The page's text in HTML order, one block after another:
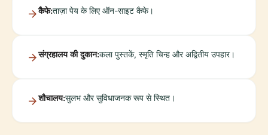
कैफे:ताज़ा पेय के लिए ऑन-साइट कैफे।
संग्रहालय की दुकान:कला पुस्तकें, स्मृति चिन्ह और अद्वितीय उपहार।
शौचालय:सुलभ और सुविधाजनक रूप से स्थित।